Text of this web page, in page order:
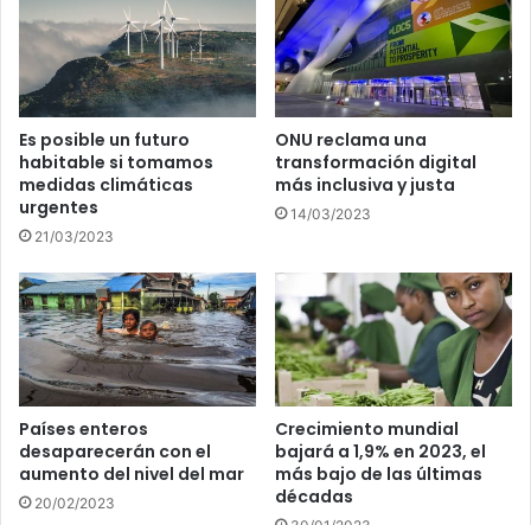
Es posible un futuro
habitable si tomamos
medidas climáticas
urgentes
21/03/2023
ONU reclama una
transformación digital
más inclusiva y justa
14/03/2023
Países enteros
desaparecerán con el
aumento del nivel del mar
20/02/2023
Crecimiento mundial
bajará a 1,9% en 2023, el
más bajo de las últimas
décadas